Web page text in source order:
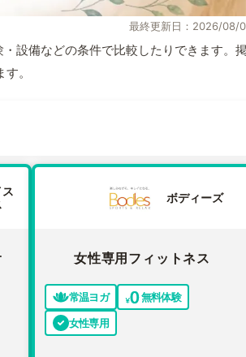
最終更新日：2026/08/
設備などの条件で比較したりできます。
。
ボディーズ
女性専用フィットネス
常温ヨガ
無料体験
女性専用